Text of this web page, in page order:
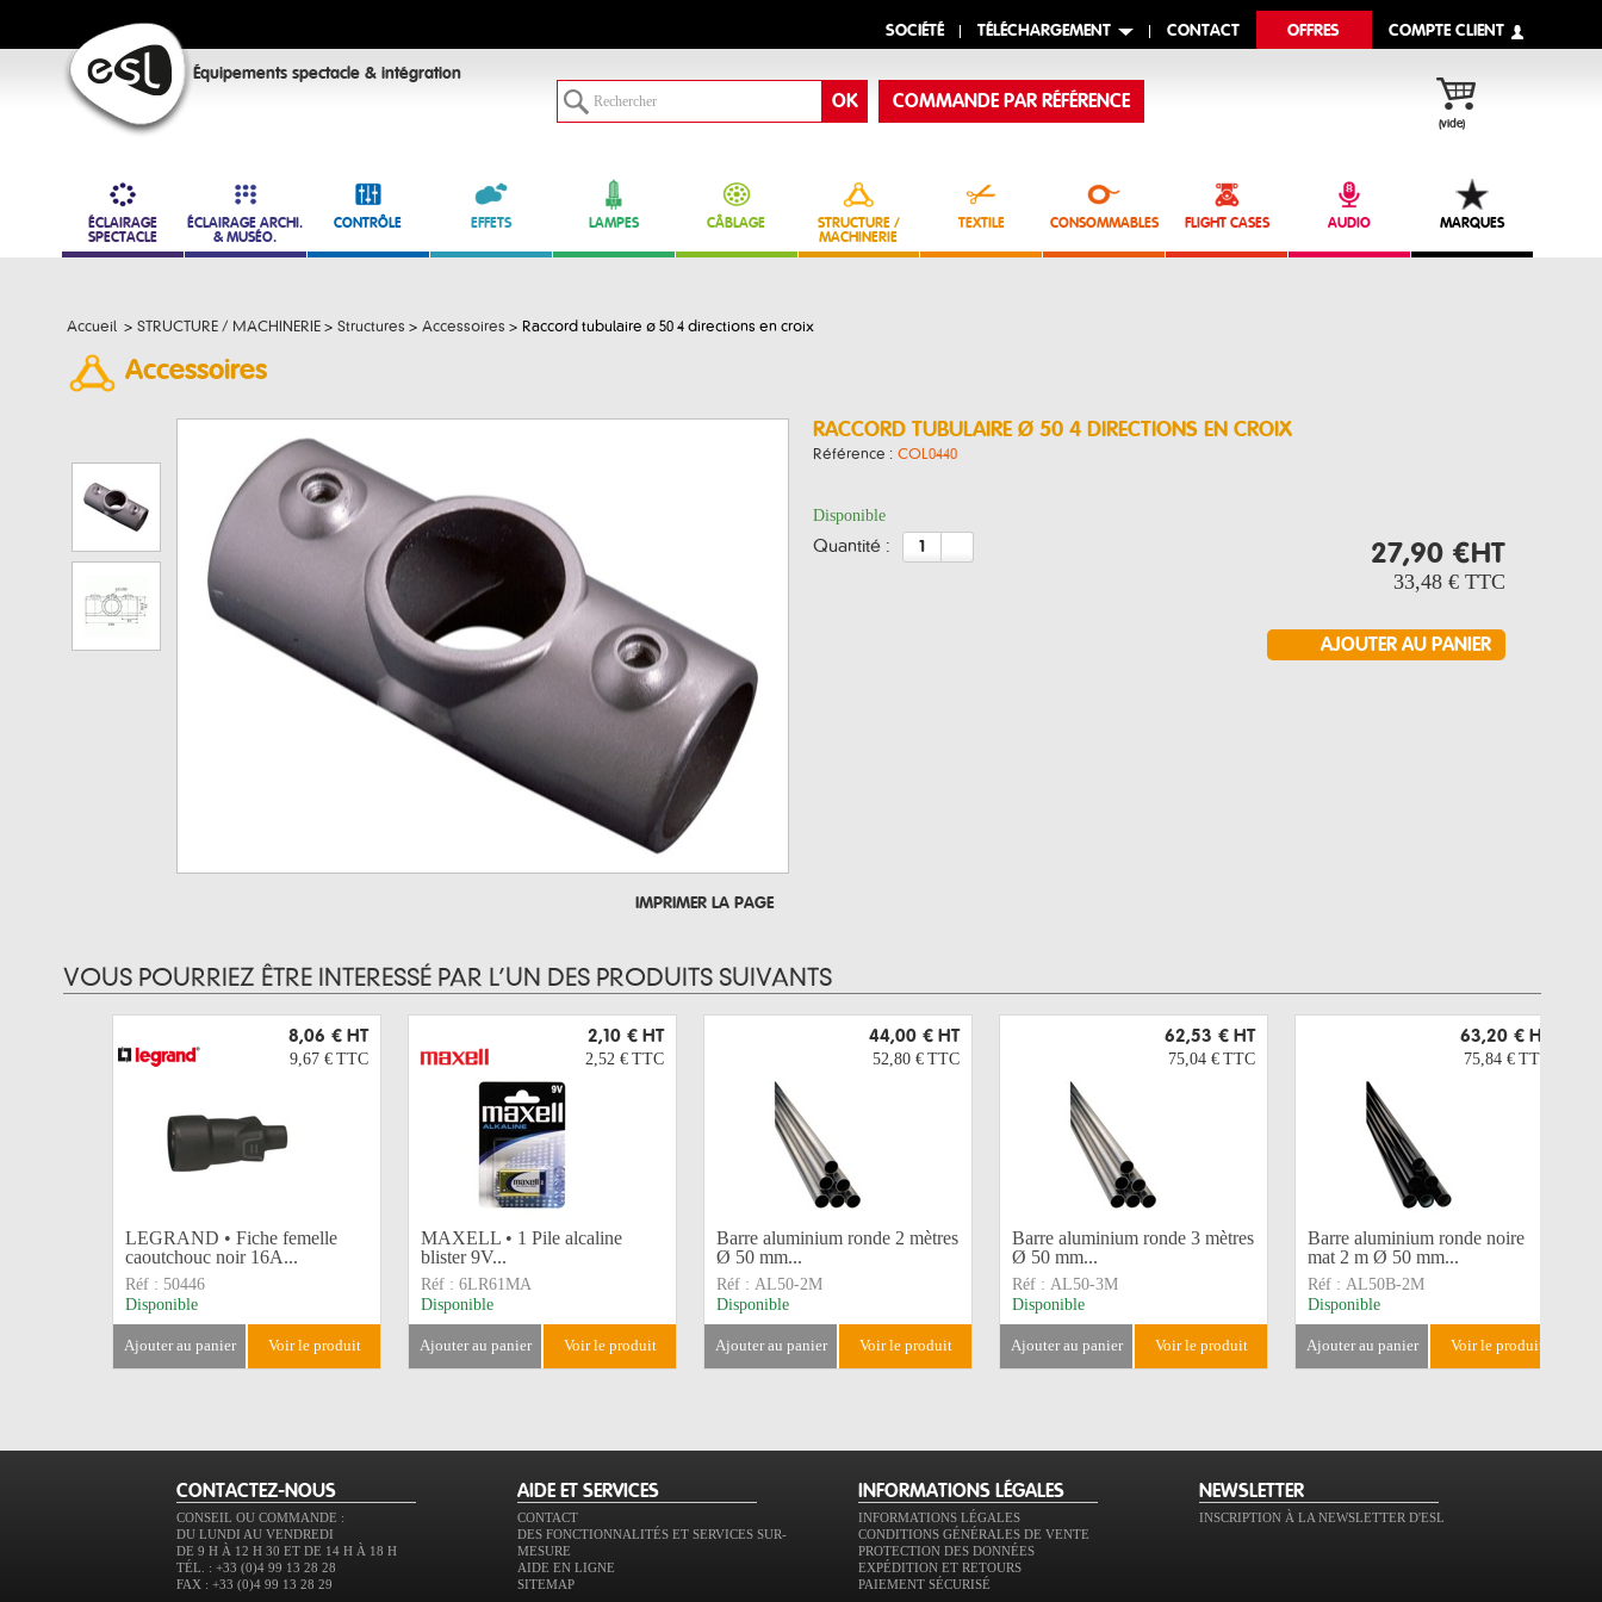
SOCIÉTÉ TÉLÉCHARGEMENT CONTACT OFFRES COMPTE CLIENT
Équipements spectacle & intégration
(vide)
COMMANDE PAR RÉFÉRENCE
ÉCLAIRAGE
SPECTACLE
ÉCLAIRAGE ARCHI.
& MUSÉO.
CONTRÔLE EFFETS LAMPES CÂBLAGE
STRUCTURE /
MACHINERIE
TEXTILE CONSOMMABLES FLIGHT CASES AUDIO MARQUES
Accueil > STRUCTURE / MACHINERIE > Structures > Accessoires > Raccord tubulaire ø 50 4 directions en croix
Accessoires
IMPRIMER LA PAGE
RACCORD TUBULAIRE Ø 50 4 DIRECTIONS EN CROIX
Référence : COL0440
Disponible
quantité : 27,90 €HT
33,48 € TTC
VOUS POURRIEZ ÊTRE INTERESSÉ PAR L’UN DES PRODUITS SUIVANTS
8,06 € HT
9,67 € TTC
LEGRAND • Fiche femelle
caoutchouc noir 16A...
Réf : 50446
Disponible
ajouter au panier voir le produit
2,10 € HT
2,52 € TTC
MAXELL • 1 Pile alcaline
blister 9V...
Réf : 6LR61MA
Disponible
ajouter au panier voir le produit
44,00 € HT
52,80 € TTC
Barre aluminium ronde 2 mètres
Ø 50 mm...
Réf : AL50-2M
Disponible
ajouter au panier voir le produit
62,53 € HT
75,04 € TTC
Barre aluminium ronde 3 mètres
Ø 50 mm...
Réf : AL50-3M
Disponible
ajouter au panier voir le produit
63,20 € HT
75,84 € TTC
Barre aluminium ronde noire
mat 2 m Ø 50 mm...
Réf : AL50B-2M
Disponible
ajouter au panier voir le produit
CONTACTEZ-NOUS
CONSEIL OU COMMANDE :
DU LUNDI AU VENDREDI
DE 9 H À 12 H 30 ET DE 14 H À 18 H
TÉL. : +33 (0)4 99 13 28 28
FAX : +33 (0)4 99 13 28 29
AIDE ET SERVICES
CONTACT
DES FONCTIONNALITÉS ET SERVICES SUR-
MESURE
AIDE EN LIGNE
SITEMAP
INFORMATIONS LÉGALES
INFORMATIONS LÉGALES
CONDITIONS GÉNÉRALES DE VENTE
PROTECTION DES DONNÉES
EXPÉDITION ET RETOURS
PAIEMENT SÉCURISÉ
NEWSLETTER
INSCRIPTION À LA NEWSLETTER D'ESL